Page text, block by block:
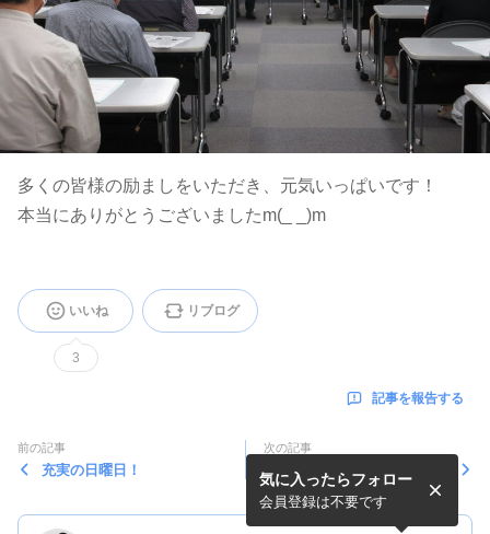
多くの皆様の励ましをいただき、元気いっぱいです！
本当にありがとうございましたm(_ _)m
いいね
3
リブログ
記事を報告する
前の記事
充実の日曜日！
次の記事
気に入ったらフォロー
会員登録は不要です